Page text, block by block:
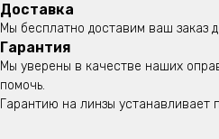
Доставка
Мы бесплатно доставим ваш заказ
Гарантия
Мы уверены в качестве наших
помочь.
Гарантию на линзы устанавливает